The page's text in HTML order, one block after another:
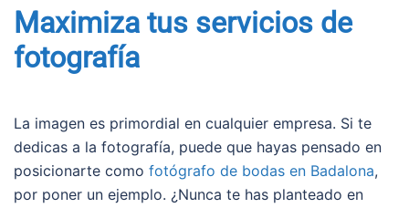
Maximiza tus servicios de
fotografía
La imagen es primordial en cualquier empresa. Si te
dedicas a la fotografía, puede que hayas pensado en
posicionarte como fotógrafo de bodas en Badalona,
por poner un ejemplo. ¿Nunca te has planteado en